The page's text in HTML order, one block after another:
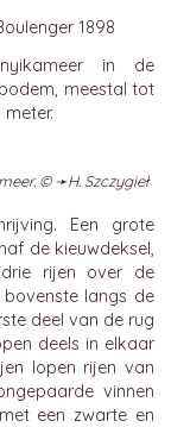
1898
in de
meestal tot
© ➛H. Szczygieł
Een grote
de kieuwdeksel,
rijen over de
langs de
deel van de rug
deels in elkaar
lopen rijen van
vinnen
een zwarte en